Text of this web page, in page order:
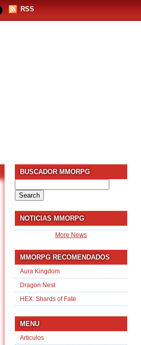
RSS
BUSCADOR MMORPG
for:
NOTICIAS MMORPG
More News
MMORPG RECOMENDADOS
Aura Kingdom
Dragon Nest
HEX: Shards of Fate
MENU
Articulos